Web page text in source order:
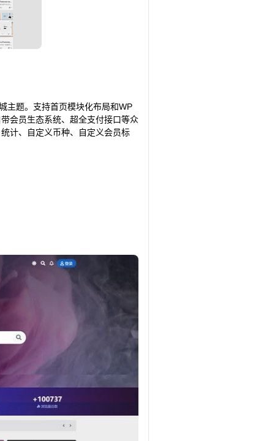
主题。支持首页模块化布局和WP
会员生态系统、超全支付接口等众
计、自定义币种、自定义会员标